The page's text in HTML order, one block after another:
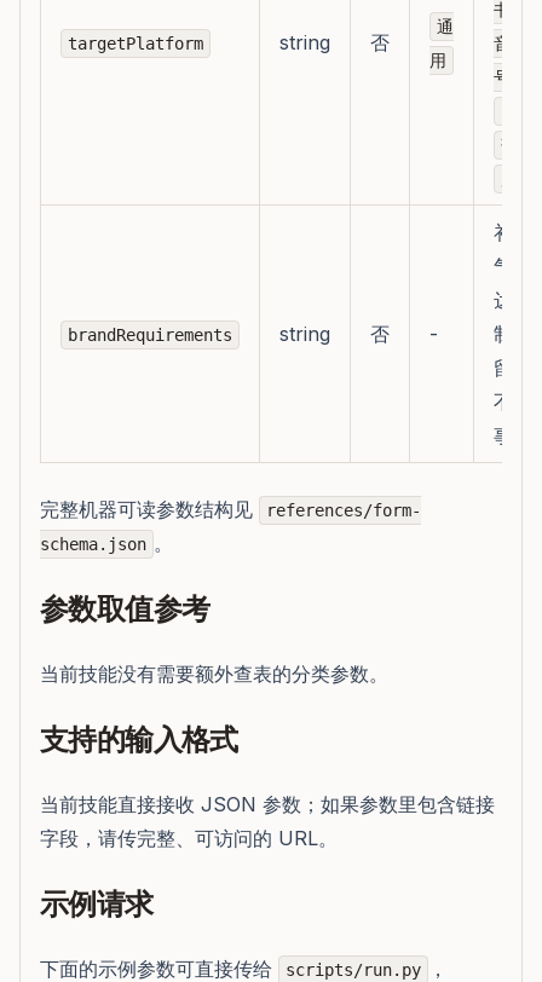
targetPlatform string 否
通
用
书
音
号
落地
brandRequirements string 否 -
补充
气、
达、
制、
留的
不可
事实
完整机器可读参数结构见
references/form-
schema.json 。
参数取值参考
当前技能没有需要额外查表的分类参数。
支持的输入格式
当前技能直接接收 JSON 参数；如果参数里包含链接
字段，请传完整、可访问的 URL。
示例请求
下面的示例参数可直接传给 scripts/run.py
，